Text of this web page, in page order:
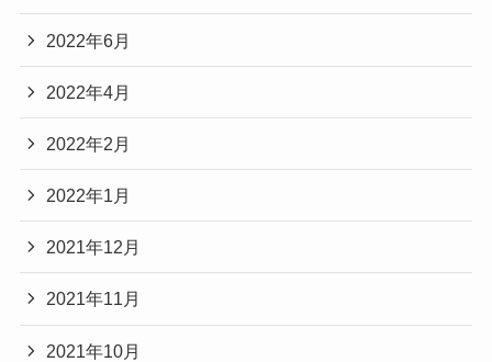
2022年6月
2022年4月
2022年2月
2022年1月
2021年12月
2021年11月
2021年10月